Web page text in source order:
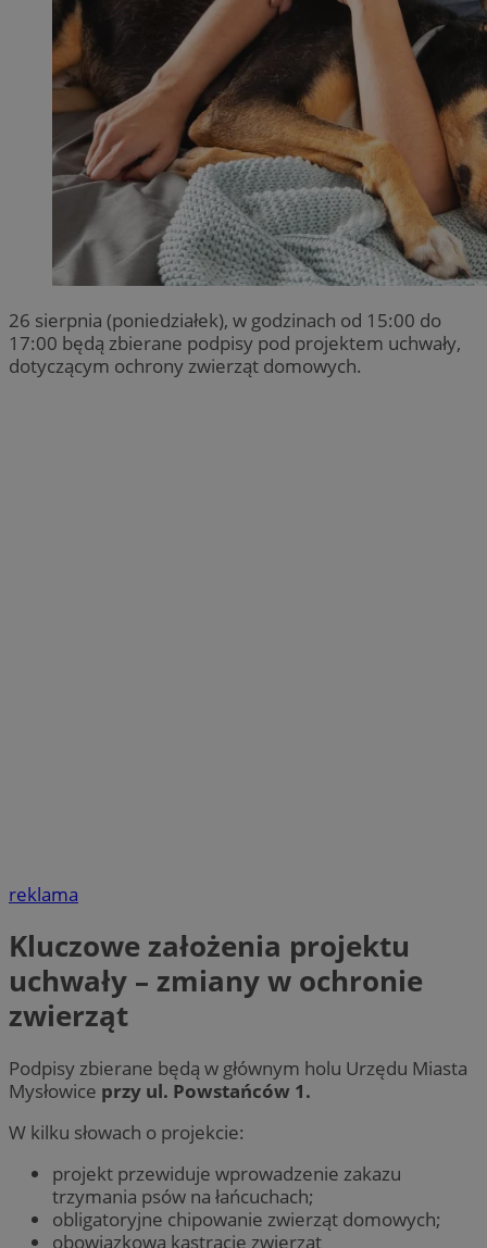
26 sierpnia (poniedziałek), w godzinach od 15:00 do
17:00 będą zbierane podpisy pod projektem uchwały,
dotyczącym ochrony zwierząt domowych.
reklama
Kluczowe założenia projektu
uchwały – zmiany w ochronie
zwierząt
Podpisy zbierane będą w głównym holu Urzędu Miasta
Mysłowice przy ul. Powstańców 1.
W kilku słowach o projekcie:
projekt przewiduje wprowadzenie zakazu
trzymania psów na łańcuchach;
obligatoryjne chipowanie zwierząt domowych;
obowiązkową kastrację zwierząt